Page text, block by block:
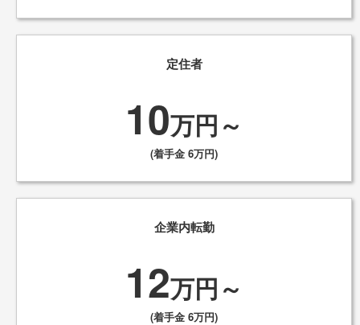
定住者
10万円～
(着手金 6万円)
企業内転勤
12万円～
(着手金 6万円)